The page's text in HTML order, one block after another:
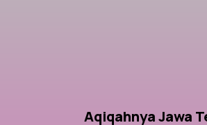
Aqiqahnya Jawa